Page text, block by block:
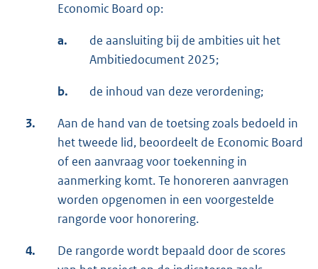
Economic Board op:
a.
de aansluiting bij de ambities uit het
Ambitiedocument 2025;
b. de inhoud van deze verordening;
3.
Aan de hand van de toetsing zoals bedoeld in
het tweede lid, beoordeelt de Economic Board
of een aanvraag voor toekenning in
aanmerking komt. Te honoreren aanvragen
worden opgenomen in een voorgestelde
rangorde voor honorering.
4.
De rangorde wordt bepaald door de scores